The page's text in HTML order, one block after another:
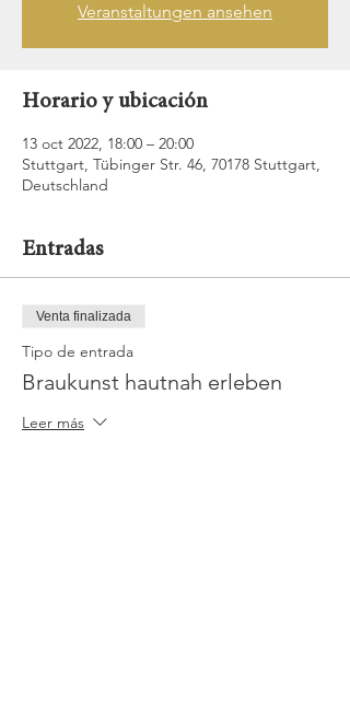
Veranstaltungen ansehen
Horario y ubicación
13 oct 2022, 18:00 – 20:00
Stuttgart, Tübinger Str. 46, 70178 Stuttgart,
Deutschland
Entradas
Venta finalizada
Tipo de entrada
Braukunst hautnah erleben
Leer más